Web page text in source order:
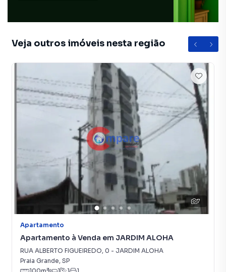
Veja outros imóveis nesta região
7
Apartamento
Apartamento à Venda em JARDIM ALOHA
RUA ALBERTO FIGUEIREDO, 0 - JARDIM ALOHA
Praia Grande, SP